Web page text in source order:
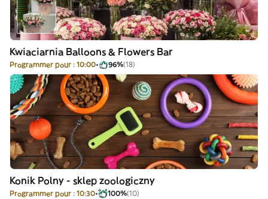
Kwiaciarnia Balloons & Flowers Bar
Programmer pour : 10:00 96%(18)
Konik Polny - sklep zoologiczny
Programmer pour : 10:30 100%(10)